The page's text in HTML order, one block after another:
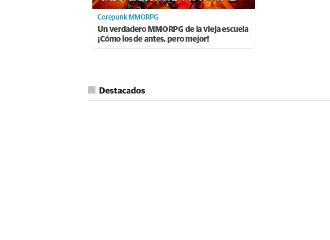
Corepunk MMORPG
Un verdadero MMORPG de la vieja escuela
¡Cómo los de antes, pero mejor!
Destacados